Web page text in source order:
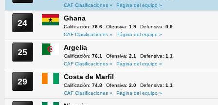
CAF Clasificaciones »
Página del equipo »
24 Ghana
Calificación: 76.6 Ofensiva: 1.9 Defensiva: 0.9
CAF Clasificaciones »
Página del equipo »
25 Argelia
Calificación: 76.1 Ofensiva: 2.1 Defensiva: 1.1
CAF Clasificaciones »
Página del equipo »
29 Costa de Marfil
Calificación: 74.8 Ofensiva: 2.0 Defensiva: 1.1
CAF Clasificaciones »
Página del equipo »